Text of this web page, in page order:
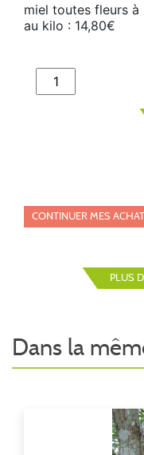
miel toutes fleurs à
au kilo : 14,80€
CONTINUER MES
PLUS
Dans la